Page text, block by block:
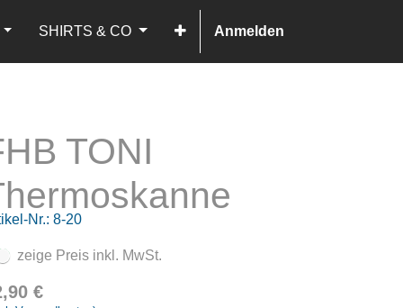
SHIRTS & CO Anmelden
TONI
Nr.: 8-20
zeige Preis inkl. MwSt.
€